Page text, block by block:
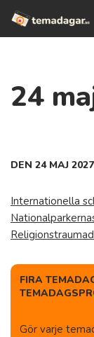
Hoppa
24
DEN 24 MAJ
Internationella
FIRA
Gör varje